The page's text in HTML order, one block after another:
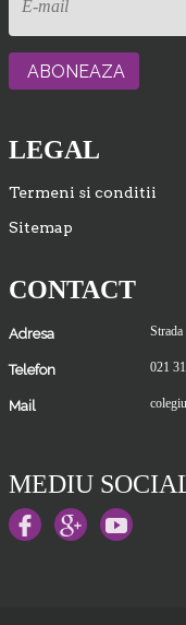
LEGAL
Termeni si conditii
Sitemap
CONTACT
Adresa
Telefon 021
Mail
MEDIU